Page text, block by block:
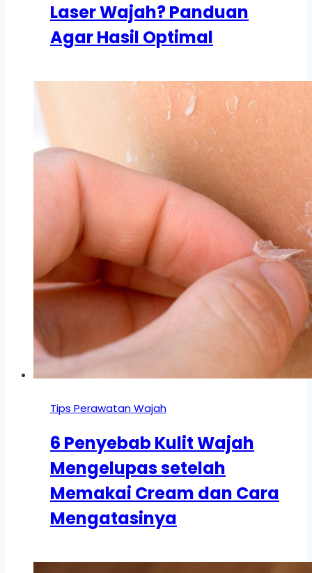
Laser Wajah? Panduan
Agar Hasil Optimal
Tips Perawatan Wajah
6 Penyebab Kulit Wajah
Mengelupas setelah
Memakai Cream dan Cara
Mengatasinya